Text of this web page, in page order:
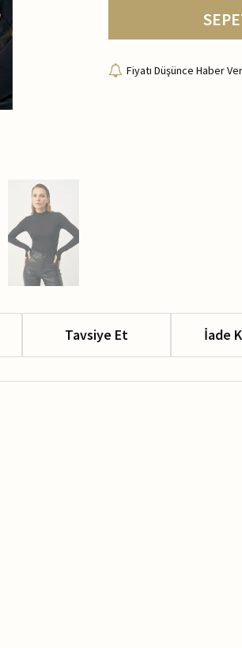
Fiyatı Düşünce Haber Ver
Tavsiye Et İade